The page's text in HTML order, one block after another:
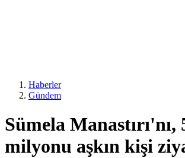
Haberler
Gündem
Sümela Manastırı'nı,
milyonu aşkın kişi